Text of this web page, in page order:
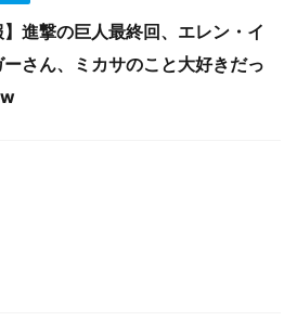
】進撃の巨人最終回、エレン・イ
ーさん、ミカサのこと大好きだっ